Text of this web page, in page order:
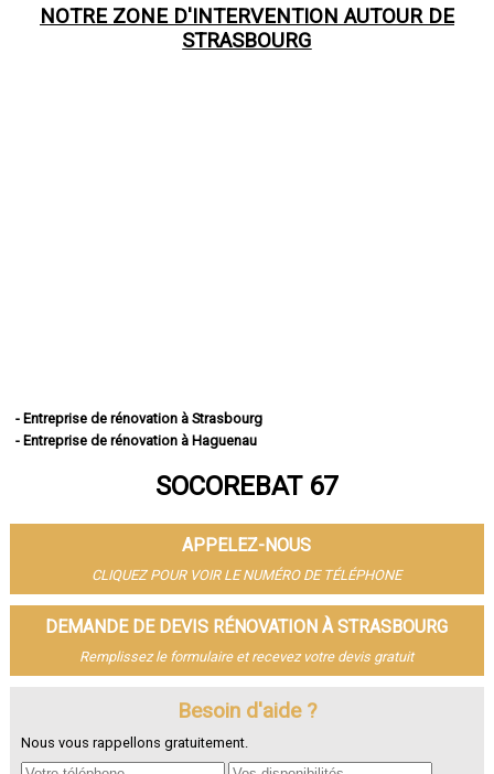
NOTRE ZONE D'INTERVENTION AUTOUR DE
STRASBOURG
- Entreprise de rénovation à Strasbourg
- Entreprise de rénovation à Haguenau
- Entreprise de rénovation à Illkirch-Graffenstaden
- Entreprise de rénovation à Bischheim
- Entreprise de rénovation à Lingolsheim
- Entreprise de rénovation à Bischwiller
- Entreprise de rénovation à Saverne
- Entreprise de rénovation à Obernai
- Entreprise de rénovation à Ostwald
- Entreprise de rénovation à Hœnheim
- Entreprise de rénovation à Brumath
- Entreprise de rénovation à Molsheim
- Entreprise de rénovation à Wissembourg
SOCOREBAT 67
APPELEZ-NOUS
CLIQUEZ POUR VOIR LE NUMÉRO DE TÉLÉPHONE
DEMANDE DE DEVIS RÉNOVATION À STRASBOURG
Remplissez le formulaire et recevez votre devis gratuit
Besoin d'aide ?
Nous vous rappellons gratuitement.